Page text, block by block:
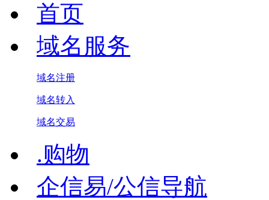
首页
域名服务
域名注册
域名转入
域名交易
.购物
企信易/公信导航